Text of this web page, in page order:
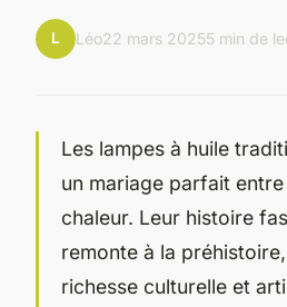
L Léo22 mars 20255 min de
Les lampes à huile
un mariage parfait
chaleur. Leur histoire
remonte à la
richesse culturelle et